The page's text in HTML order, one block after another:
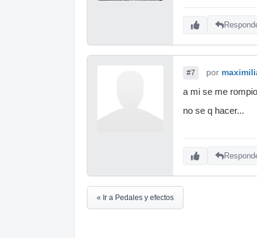
#7 por
a mi se me
no se q hacer...
« Ir a Pedales y efectos